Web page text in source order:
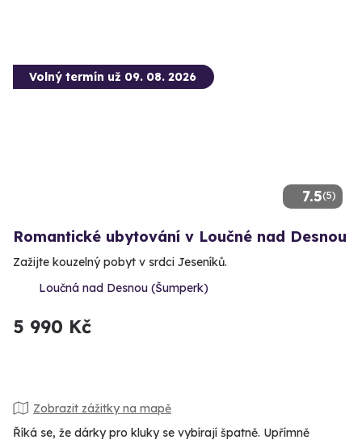
7.5(5)
Volný termín už 09. 08. 2026
Romantické ubytování v Loučné nad Desnou
Zažijte kouzelný pobyt v srdci Jeseníků.
Loučná nad Desnou (Šumperk)
5 990 Kč
Zobrazit zážitky na mapě
Říká se, že dárky pro kluky se vybírají špatně. Upřímně